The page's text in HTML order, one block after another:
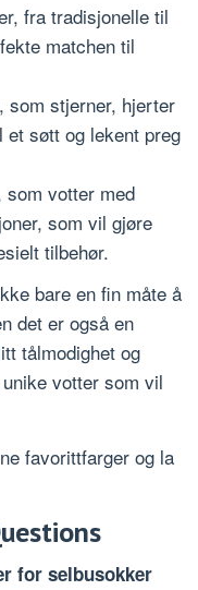
fra tradisjonelle til
matchen til
som stjerner, hjerter
søtt og lekent preg
votter med
som vil gjøre
tilbehør.
bare en fin måte å
det er også en
tålmodighet og
votter som vil
favorittfarger og la
for selbusokker